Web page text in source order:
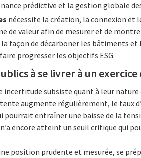
prédictive et la gestion globale
nécessite la création, la connexion et
de valeur afin de mesurer et de
façon de décarboner les bâtiments et
progresser les objectifs ESG.
à se livrer à un
subsiste quant à leur
augmente régulièrement, le taux
entraîner une baisse de la
encore atteint un seuil critique qui
position prudente et mesurée, se